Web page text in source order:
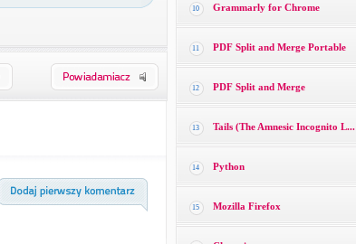
10 Grammarly for Chrome
11 PDF Split and Merge Portable
12 PDF Split and Merge
13 Tails (The Amnesic Incognito L...
14 Python
15 Mozilla Firefox